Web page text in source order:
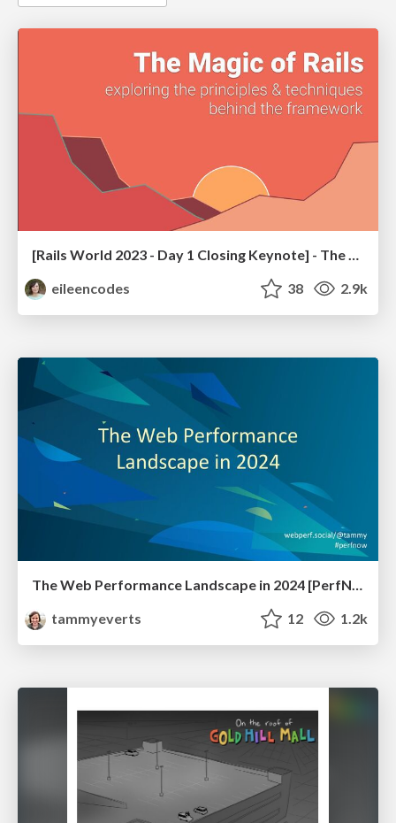
[Rails World 2023 - Day 1 Closing Keynote] - The Magic of Rails
eileencodes
38 2.9k
The Web Performance Landscape in 2024 [PerfNow 2024]
tammyeverts
12 1.2k